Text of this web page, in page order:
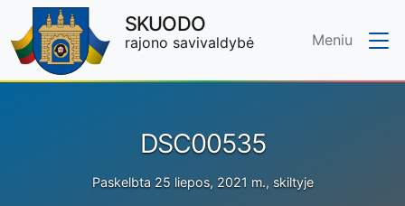
Skip to main content
SKUODO
rajono savivaldybė Meniu
DSC00535
Paskelbta 25 liepos, 2021 m., skiltyje